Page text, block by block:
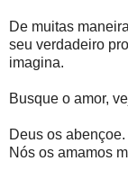
De muitas
seu verdadeiro
imagina.
Busque o amor,
Deus os abençoe.
Nós os amamos